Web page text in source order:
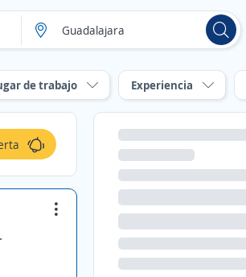
de trabajo Experiencia